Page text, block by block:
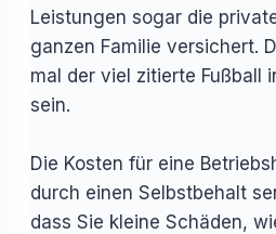
Leistungen sogar die
ganzen Familie versichert.
mal der viel zitierte Fußball
sein.
Die Kosten für eine
durch einen Selbstbehalt
dass Sie kleine Schäden,